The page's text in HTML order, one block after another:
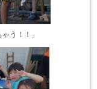
う！！」